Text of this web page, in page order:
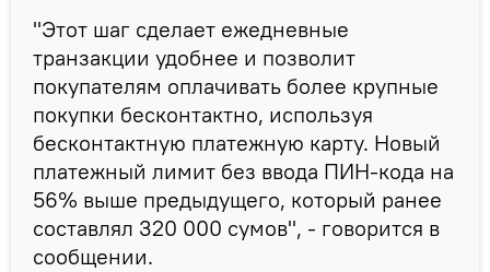
"Этот шаг сделает ежедневные
транзакции удобнее и позволит
покупателям оплачивать более крупные
покупки бесконтактно, используя
бесконтактную платежную карту. Новый
платежный лимит без ввода ПИН-кода на
56% выше предыдущего, который ранее
составлял 320 000 сумов", - говорится в
сообщении.